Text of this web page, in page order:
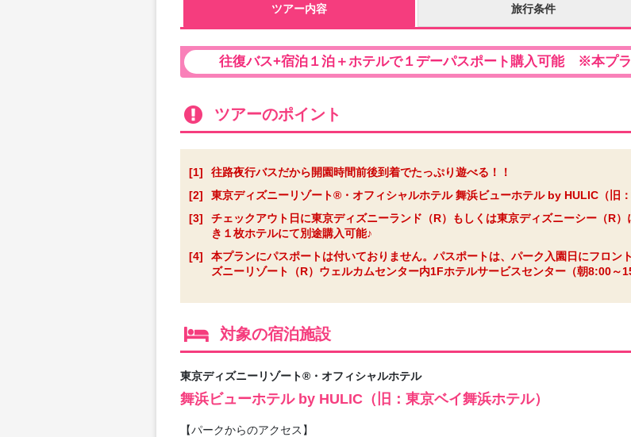
ツアー内容 旅行条件
往復バス+宿泊１泊＋ホテルで１デーパスポート購入可能 ※本プ
ツアーのポイント
[1]
往路夜行バスだから開園時間前後到着でたっぷり遊べる！！
[2]
東京ディズニーリゾート®・オフィシャルホテル 舞浜ビューホテル by HULIC（旧
[3]
チェックアウト日に東京ディズニーランド（R）もしくは東京ディズニーシー（R
き１枚ホテルにて別途購入可能♪
[4]
本プランにパスポートは付いておりません。パスポートは、パーク入園日にフロ
ズニーリゾート（R）ウェルカムセンター内1Fホテルサービスセンター（朝8:00～
対象の宿泊施設
東京ディズニーリゾート®・オフィシャルホテル
舞浜ビューホテル by HULIC（旧：東京ベイ舞浜ホテル）
【パークからのアクセス】